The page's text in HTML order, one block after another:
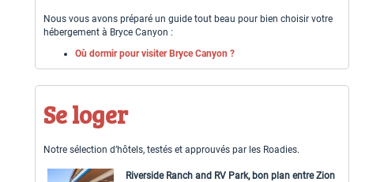
Nous vous avons préparé un guide tout beau pour bien choisir votre
hébergement à Bryce Canyon :
Où dormir pour visiter Bryce Canyon ?
Se loger
Notre sélection d’hôtels, testés et approuvés par les Roadies.
Riverside Ranch and RV Park, bon plan entre Zion